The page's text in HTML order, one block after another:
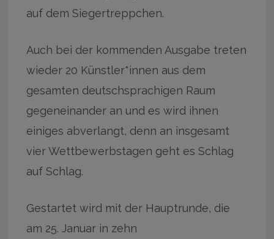
auf dem Siegertreppchen.
Auch bei der kommenden Ausgabe treten
wieder 20 Künstler*innen aus dem
gesamten deutschsprachigen Raum
gegeneinander an und es wird ihnen
einiges abverlangt, denn an insgesamt
vier Wettbewerbstagen geht es Schlag
auf Schlag.
Gestartet wird mit der Hauptrunde, die
am 25. Januar in zehn